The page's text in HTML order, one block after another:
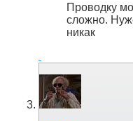
Проводку
сложно.
никак